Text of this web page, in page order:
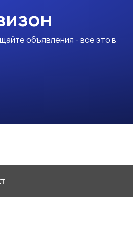
объявления - все это в